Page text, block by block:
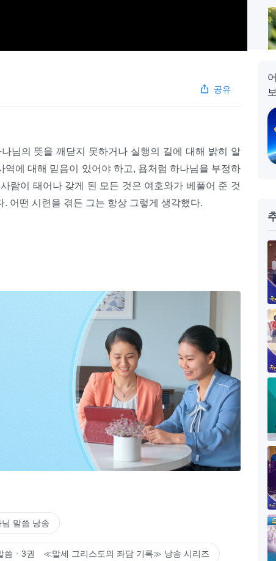
공유
님의 뜻을 깨닫지 못하거나 실행의 길에 대해 밝히 알
에 대해 믿음이 있어야 하고, 욥처럼 하나님을 부정하
람이 태어나 갖게 된 모든 것은 여호와가 베풀어 준 것
어떤 시련을 겪든 그는 항상 그렇게 생각했다.
이 바라는 것은 사람의 믿음과 하나님 사랑하는 마음
런 상황에서는 너의 믿음이 필요하다. 사람의 육안으
지 못할 때 너의 믿음이 필요하다. 네가 하나님의 사역
키고 굳게 서야 한다. 욥이 이 경지에 이르렀을 때 하나
만 하나님을 볼 수 있다는 것이다. 너에게 믿음이 있으
ㆍ온전케 될 사람은 모두 연단을 겪어야 한다＞ 중에서
말씀 낭송
씀ㆍ3권 ≪말세 그리스도의 좌담 기록≫ 낭송 시리즈